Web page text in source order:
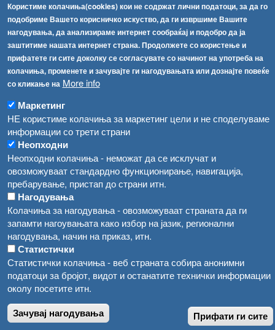
Користиме колачиња(cookies) кои не содржат лични податоци, за да го
подобриме Вашето корисничко искуство, да ги извршиме Вашите
нагодувања, да анализираме интернет сообраќај и подобро да ја
заштитиме нашата интернет страна. Продолжете со користење и
прифатете ги сите доколку се согласувате со начинот на употреба на
колачиња, променете и зачувајте ги нагодувањата или дознајте повеќе
со кликање на More info
Маркетинг
НЕ користиме колачиња за маркетинг цели и не споделуваме
информации со трети страни
Неопходни
Неопходни колачиња - неможат да се исклучат и
овозможуваат стандардно функционирање, навигација,
пребарување, пристап до страни итн.
Нагодувања
Колачиња за нагодувања - овозможуваат страната да ги
запамти нагоувањата како избор на јазик, регионални
нагодувања, начин на приказ, итн.
Статистички
Статистички колачиња - веб страната собира анонимни
податоци за бројот, видот и останатите технички информации
околу посетите итн.
Зачувај нагодувања Прифати ги сите
[АХВ-претходна страна]
Соопштенија
Република Бугарија ги засили официјалните контроли при увоз на свежо овошје и зеленчук
Високите температури ризик од труење со храна, опасни се и за животните
Водата во Гостивар може да се користи како техничка, продолжува испораката на флаширана вода
Во Гостивар спроведени 70 вонредни контроли
Забраната за водата во Гостивар останува на сила, операторите да користат само технички безбедна вода
Навигација
Архива
Регистри
Обрасци
Огласи